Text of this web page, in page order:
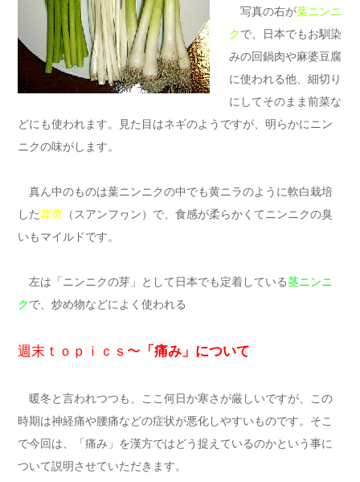
写真の右が葉ニンニ
クで、日本でもお馴染
みの回鍋肉や麻婆豆腐
に使われる他、細切り
にしてそのまま前菜な
どにも使われます。見た目はネギのようですが、明らかにニン
ニクの味がします。
真ん中のものは葉ニンニクの中でも黄ニラのように軟白栽培
した蒜黄 （スアンフヮン）で、食感が柔らかくてニンニクの臭
いもマイルドです。
左は「ニンニクの芽」として日本でも定着している茎ニンニ
クで、炒め物などによく使われる
週末ｔｏｐｉｃｓ〜 「痛み」について
暖冬と言われつつも、ここ何日か寒さが厳しいですが、この
時期は神経痛や腰痛などの症状が悪化しやすいものです。そこ
で今回は、「痛み」を漢方ではどう捉えているのかという事に
ついて説明させていただきます。